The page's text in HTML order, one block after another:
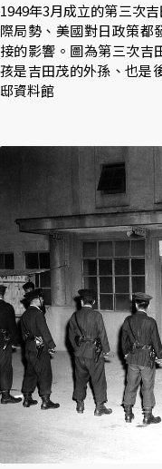
1949年3月成立的第三次
際局勢、美國對日政策都
接的影響。圖為第三次吉
孩是吉田茂的外孫、也是
邸資料館